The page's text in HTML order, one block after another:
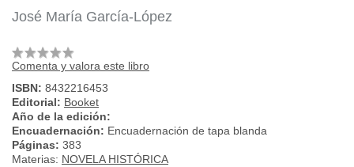
José María García-López
Comenta y valora este libro
ISBN: 8432216453
Editorial: Booket
Año de la edición:
Encuadernación: Encuadernación de tapa blanda
Páginas: 383
Materias: NOVELA HISTÓRICA